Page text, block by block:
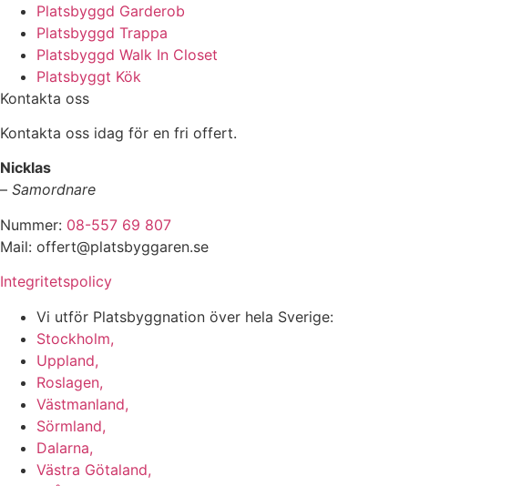
Platsbyggd Garderob
Platsbyggd Trappa
Platsbyggd Walk In Closet
Platsbyggt Kök
Kontakta oss
Kontakta oss idag för en fri offert.
Nicklas
– Samordnare
Nummer: 08-557 69 807
Mail: offert@platsbyggaren.se
Integritetspolicy
Vi utför Platsbyggnation över hela Sverige:
Stockholm,
Uppland,
Roslagen,
Västmanland,
Sörmland,
Dalarna,
Västra Götaland,